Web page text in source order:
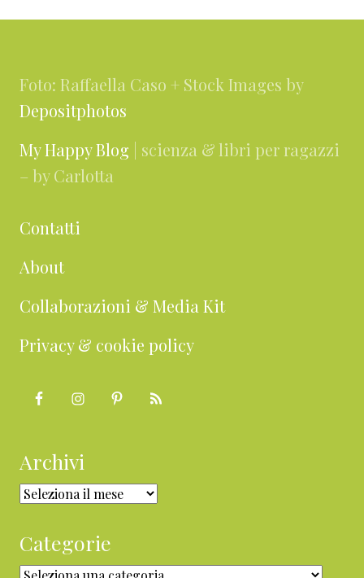
Foto: Raffaella Caso + Stock Images by
Depositphotos
My Happy Blog | scienza & libri per ragazzi
– by Carlotta
Contatti
About
Collaborazioni & Media Kit
Privacy & cookie policy
Archivi
Archivi
Categorie
Categorie